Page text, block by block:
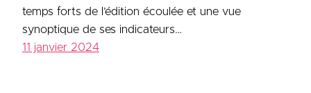
temps forts de l’édition écoulée et une vue
synoptique de ses indicateurs…
11 janvier 2024